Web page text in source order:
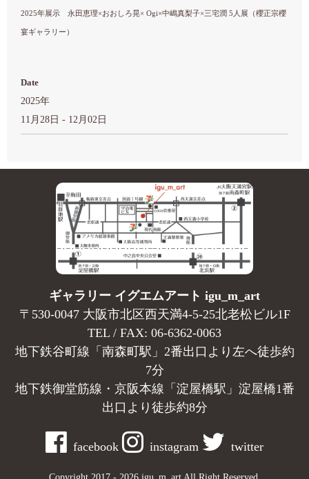
2025年展示 永田恵理×おおしろ晃× Ogi×中嶋真梨子×三宅潤 5人展（櫻正宗櫻
宴ギャラリー）
Date
2025年
11月28日 - 12月02日
ギャラリー イグエムアート igu_m_art
〒530-0047 大阪市北区西天満4-5-25北老松ビル1F
TEL / FAX: 06-6362-0063
地下鉄谷町線「南森町駅」2番出口より左へ徒歩約
7分
地下鉄御堂筋線・京阪本線「淀屋橋駅」淀屋橋1番
出口より徒歩約8分
facebook instagram twitter